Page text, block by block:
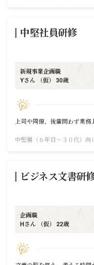
中堅社員研修
新規事業企画職
Yさん （仮） 30歳
上司や同僚、後輩問わず業務
中堅層（６年目～３０代）向
ビジネス文書研
企画職
Hさん （仮） 22歳